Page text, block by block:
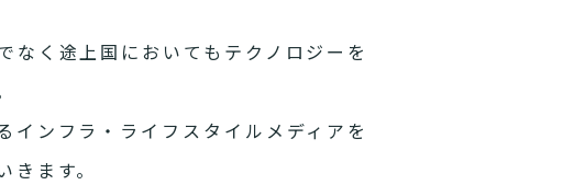
なく途上国においてもテクノロジーを
インフラ・ライフスタイルメディアを
ます。